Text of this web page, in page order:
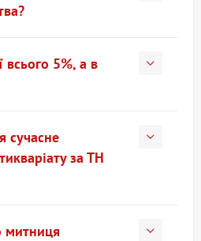
всього 5%, а в
сучасне
за ТН